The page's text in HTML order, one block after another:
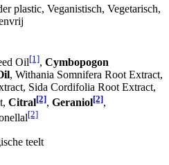
plastic, Veganistisch, Vegetarisch,
Oil[1], Cymbopogon
, Withania Somnifera Root Extract,
Sida Cordifolia Root Extract,
Citral[2], Geraniol[2],
[2]
teelt